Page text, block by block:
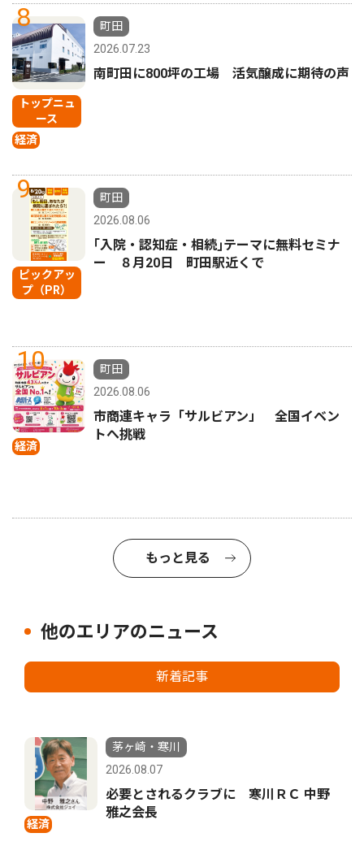
8
トップニュ
ース
経済
町田
2026.07.23
南町田に800坪の工場 活気醸成に期待の声
9
ピックアッ
プ（PR）
町田
2026.08.06
｢入院・認知症・相続｣テーマに無料セミナ
ー ８月20日 町田駅近くで
10
経済
町田
2026.08.06
市商連キャラ「サルビアン」 全国イベン
トへ挑戦
もっと見る
他のエリアのニュース
新着記事
経済
茅ヶ崎・寒川
2026.08.07
必要とされるクラブに 寒川ＲＣ 中野
雅之会長